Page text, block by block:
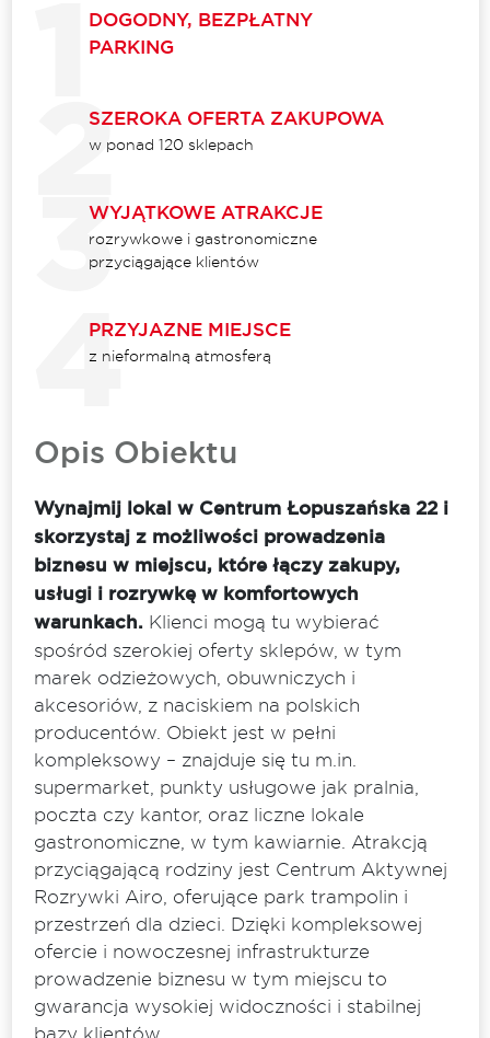
DOGODNY, BEZPŁATNY
PARKING
SZEROKA OFERTA ZAKUPOWA
w ponad 120 sklepach
WYJĄTKOWE ATRAKCJE
rozrywkowe i gastronomiczne
przyciągające klientów
PRZYJAZNE MIEJSCE
z nieformalną atmosferą
Opis Obiektu
Wynajmij lokal w Centrum Łopuszańska 22 i
skorzystaj z możliwości prowadzenia
biznesu w miejscu, które łączy zakupy,
usługi i rozrywkę w komfortowych
warunkach.Klienci mogą tu wybierać
spośród szerokiej oferty sklepów, w tym
marek odzieżowych, obuwniczych i
akcesoriów, z naciskiem na polskich
producentów. Obiekt jest w pełni
kompleksowy – znajduje się tu m.in.
supermarket, punkty usługowe jak pralnia,
poczta czy kantor, oraz liczne lokale
gastronomiczne, w tym kawiarnie. Atrakcją
przyciągającą rodziny jest Centrum Aktywnej
Rozrywki Airo, oferujące park trampolin i
przestrzeń dla dzieci. Dzięki kompleksowej
ofercie i nowoczesnej infrastrukturze
prowadzenie biznesu w tym miejscu to
gwarancja wysokiej widoczności i stabilnej
bazy klientów.